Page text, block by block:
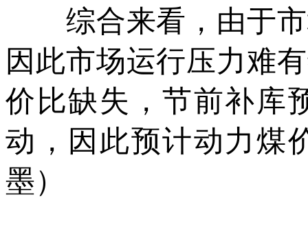
综合来看，由于市
因此市场运行压力难
价比缺失，节前补库
动，因此预计动力煤
墨）